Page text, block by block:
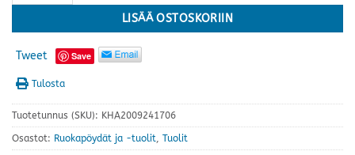
LISÄÄ OSTOSKORIIN
Tweet Save
Tulosta
Tuotetunnus (SKU): KHA2009241706
Osastot: Ruokapöydät ja -tuolit, Tuolit